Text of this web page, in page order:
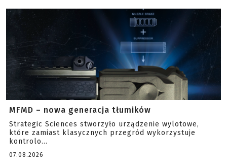
MFMD – nowa generacja tłumików
Strategic Sciences stworzyło urządzenie wylotowe,
które zamiast klasycznych przegród wykorzystuje
kontrolo...
07.08.2026